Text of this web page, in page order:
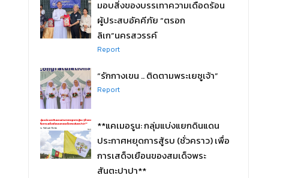
มอบสิ่งของบรรเทาความเดือดร้อน
ผู้ประสบอัคคีภัย “ตรอก
ลิเก”นครสวรรค์
Report
“รักกางเขน .. ติดตามพระเยซูเจ้า”
Report
**แคเมอรูน: กลุ่มแบ่งแยกดินแดน
ประกาศหยุดการสู้รบ (ชั่วคราว) เพื่อ
การเสด็จเยือนของสมเด็จพระ
สันตะปาปา**